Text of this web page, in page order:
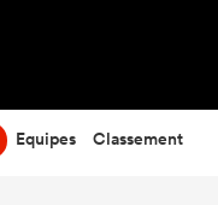
Equipes Classement